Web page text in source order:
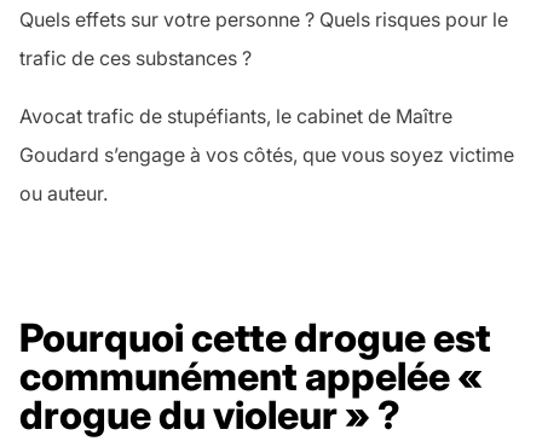
Quels effets sur votre personne ? Quels risques pour le
trafic de ces substances ?
Avocat trafic de stupéfiants, le cabinet de Maître
Goudard s’engage à vos côtés, que vous soyez victime
ou auteur.
Pourquoi cette drogue est
communément appelée «
drogue du violeur » ?